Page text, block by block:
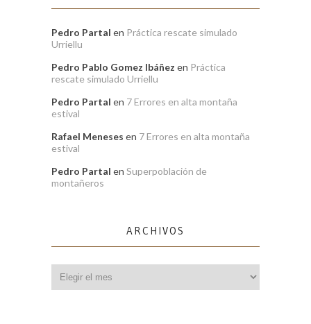
Pedro Partal en Práctica rescate simulado
Urriellu
Pedro Pablo Gomez Ibáñez en Práctica
rescate simulado Urriellu
Pedro Partal en 7 Errores en alta montaña
estival
Rafael Meneses en 7 Errores en alta montaña
estival
Pedro Partal en Superpoblación de
montañeros
ARCHIVOS